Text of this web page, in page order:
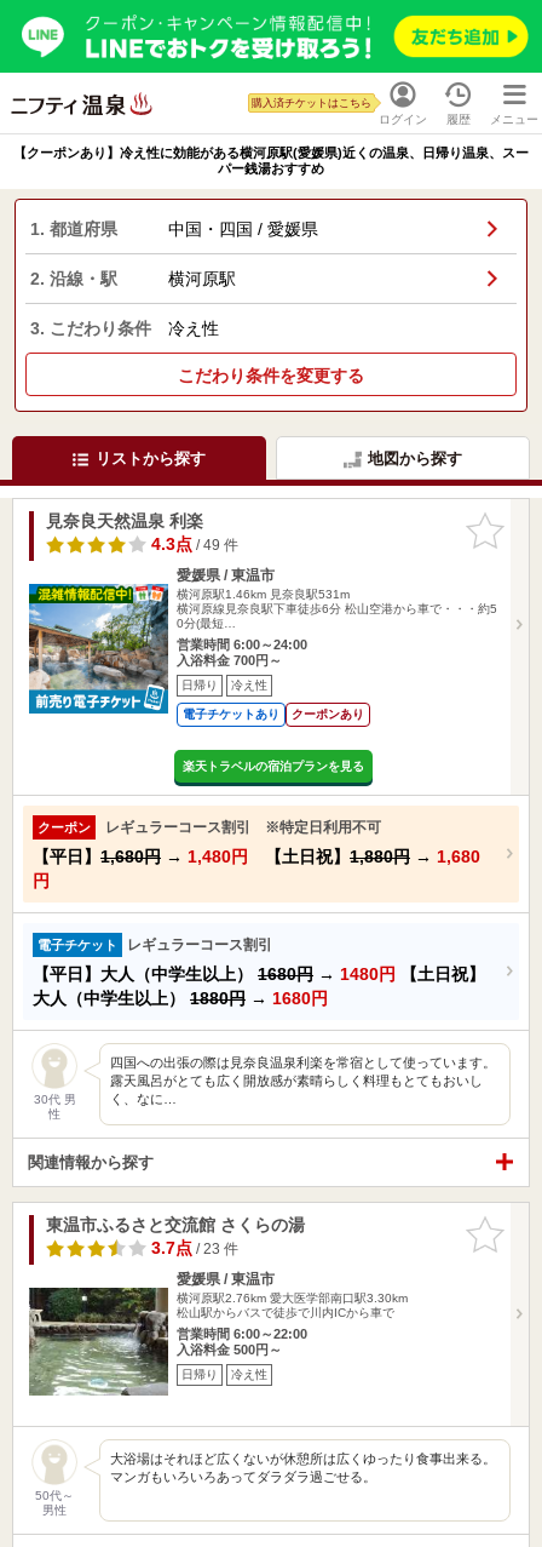
ログイン
購入済チケットはこちら
履歴 メニュー
【クーポンあり】冷え性に効能がある横河原駅(愛媛県)近くの温泉、日帰り温泉、スー
パー銭湯おすすめ
1. 都道府県 中国・四国 / 愛媛県
2. 沿線・駅 横河原駅
3. こだわり条件 冷え性
こだわり条件を変更する
リストから探す 地図から探す
お気に入
りに追加
見奈良天然温泉 利楽
4.3点/ 49 件
愛媛県 / 東温市
横河原駅1.46km 見奈良駅531m
横河原線見奈良駅下車徒歩6分 松山空港から車で・・・約5
0分(最短…
営業時間 6:00～24:00
入浴料金 700円～
日帰り 冷え性
電子チケットあり クーポンあり
楽天トラベルの宿泊プランを見る
クーポン レギュラーコース割引 ※特定日利用不可
【平日】 1,680円 → 1,480円 【土日祝】 1,880円 → 1,680
円
電子チケット レギュラーコース割引
【平日】大人（中学生以上） 1680円 → 1480円
【土日祝】
大人（中学生以上） 1880円 → 1680円
30代 男
性
四国への出張の際は見奈良温泉利楽を常宿として使っています。
露天風呂がとても広く開放感が素晴らしく料理もとてもおいし
く、なに…
関連情報から探す
お気に入
りに追加
東温市ふるさと交流館 さくらの湯
3.7点/ 23 件
愛媛県 / 東温市
横河原駅2.76km 愛大医学部南口駅3.30km
松山駅からバスで徒歩で川内ICから車で
営業時間 6:00～22:00
入浴料金 500円～
日帰り 冷え性
50代～
男性
大浴場はそれほど広くないが休憩所は広くゆったり食事出来る。
マンガもいろいろあってダラダラ過ごせる。